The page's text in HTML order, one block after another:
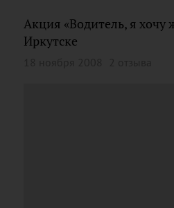
Акция «Водитель, я хочу
Иркутске